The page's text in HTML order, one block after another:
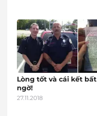
Lòng tốt và cái kết bất
ngờ!
27.11.2018